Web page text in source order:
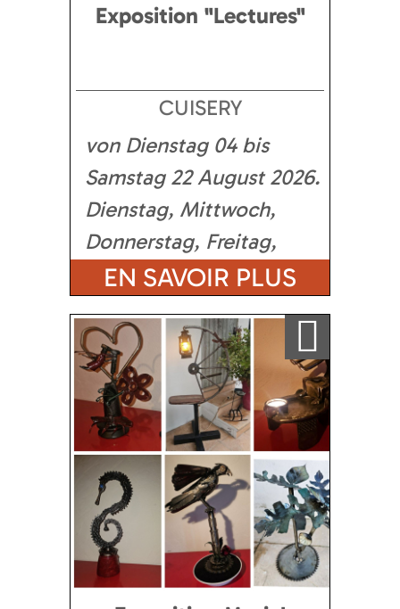
Exposition "Lectures"
CUISERY
von Dienstag 04 bis
Samstag 22 August 2026
Dienstag, Mittwoch,
Donnerstag, Freitag,
Samstag
EN SAVOIR PLUS
Ajouter a ma sélection